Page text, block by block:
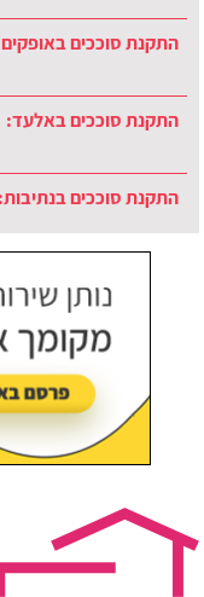
התקנת סוככים באופקים:
התקנת סוככים באלעד:
התקנת סוככים בנתיבות: